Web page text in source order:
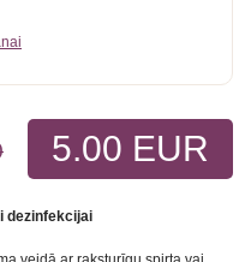
5.00 EUR
dezinfekcijai